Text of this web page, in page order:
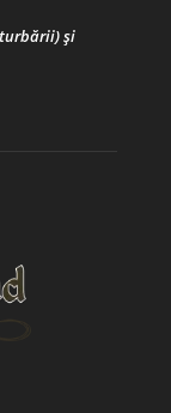
şi